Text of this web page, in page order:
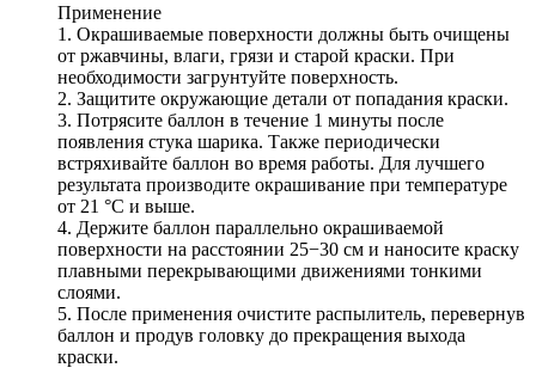
Применение
1. Окрашиваемые поверхности должны быть очищены
от ржавчины, влаги, грязи и старой краски. При
необходимости загрунтуйте поверхность.
2. Защитите окружающие детали от попадания краски.
3. Потрясите баллон в течение 1 минуты после
появления стука шарика. Также периодически
встряхивайте баллон во время работы. Для лучшего
результата производите окрашивание при температуре
от 21 °C и выше.
4. Держите баллон параллельно окрашиваемой
поверхности на расстоянии 25−30 см и наносите краску
плавными перекрывающими движениями тонкими
слоями.
5. После применения очистите распылитель, перевернув
баллон и продув головку до прекращения выхода
краски.